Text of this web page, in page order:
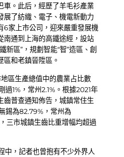
車。此后，經歷了羊毛衫產業
展了紡織、電子、機電新動力
6家上市公司，迎來嚴重發展機
南通到上海的高鐵途經，設站
新區”，規劃智能“智”造區、創
區和老鎮晉陞區。
區生產總值中的農業占比數
過1%，常州2.1%。根據2021年
齒普查通知佈告，城鎮常住生
錫為82.79%，常州為
三市城鎮生齒比重增幅均超過
中，記者也曾抱有不少外界人